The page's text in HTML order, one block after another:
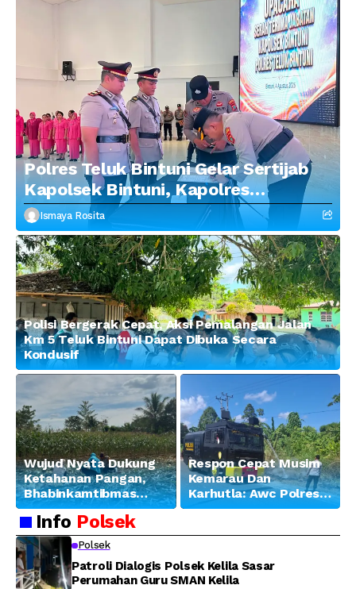
Polres Teluk Bintuni Gelar Sertijab
Kapolsek Bintuni, Kapolres
Tekankan Profesionalisme dan
Penguatan Sinergitas
Ismaya Rosita
Polisi Bergerak Cepat, Aksi Pemalangan Jalan
Km 5 Teluk Bintuni Dapat Dibuka Secara
Kondusif
Wujud Nyata Dukung
Ketahanan Pangan,
Bhabinkamtibmas
Banjar Ausoy Turun
Langsung Bantu
Warga Panen Jagung
Respon Cepat Musim
Kemarau Dan
Karhutla: Awc Polres
Teluk Bintuni
Lahan di Jalan Poros
Info Polsek
Polsek
Patroli Dialogis Polsek Kelila Sasar
Perumahan Guru SMAN Kelila